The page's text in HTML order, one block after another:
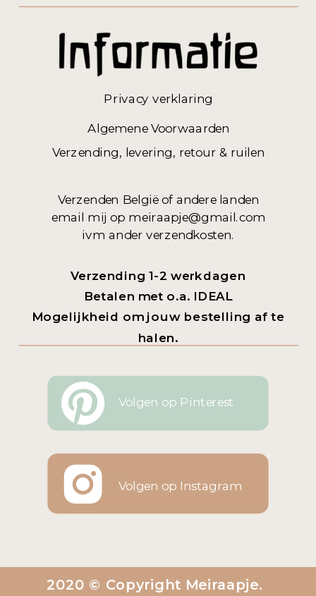
Privacy verklaring
Algemene Voorwaarden
Volgen op Instagram
Verzending, levering, retour & ruilen
Volgen op Pinterest
Verzending 1-2 werkdagen
Betalen met o.a. IDEAL
Mogelijkheid om jouw bestelling af te
halen.
Verzenden België of andere landen
email mij op meiraapje@gmail.com
ivm ander verzendkosten.
2020 © Copyright Meiraapje.